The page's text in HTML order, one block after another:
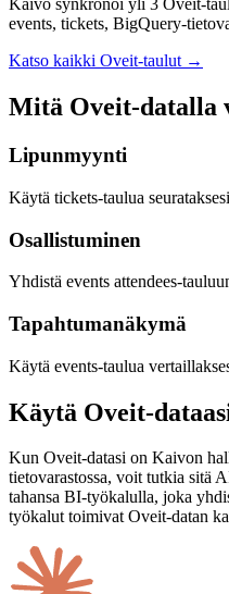
Kaivo synkronoi yli 3 Oveit-
events, tickets, BigQuery-
Katso kaikki Oveit-taulut →
Mitä Oveit-datalla
Lipunmyynti
Käytä tickets-taulua
Osallistuminen
Yhdistä events attendees-
Tapahtumanäkymä
Käytä events-taulua
Käytä Oveit-
Kun Oveit-datasi on Kaivon
tietovarastossa, voit tutkia sitä
tahansa BI-työkalulla, joka
työkalut toimivat Oveit-datan